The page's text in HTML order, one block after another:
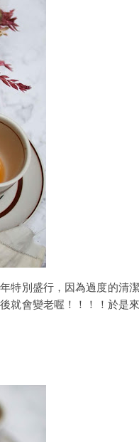
特別盛行，因為過度的清
就會變老喔！！！！於是